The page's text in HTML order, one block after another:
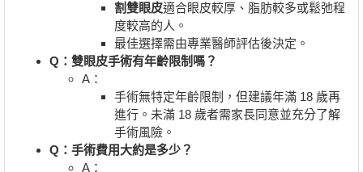
割雙眼皮適合眼皮較厚、脂肪較多或鬆弛程
度較高的人。
最佳選擇需由專業醫師評估後決定。
Q：雙眼皮手術有年齡限制嗎？
A：
手術無特定年齡限制，但建議年滿 18 歲再
進行。未滿 18 歲者需家長同意並充分了解
手術風險。
Q：手術費用大約是多少？
A：